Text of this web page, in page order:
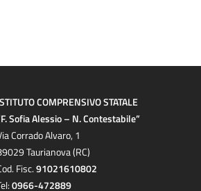
COMPRENSIVO STATALE
Sofia Alessio – N. Contestabile”
Corrado Alvaro, 1
Taurianova (RC)
Fisc.91021610802
0966-472889